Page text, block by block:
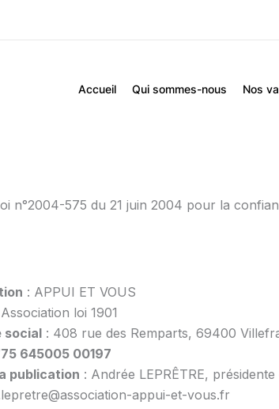
Accueil Qui sommes-nous Nos
n°2004-575 du 21 juin 2004 pour la
: APPUI ET VOUS
loi 1901
social : 408 rue des Remparts, 69400
645005 00197
publication : Andrée LEPRÊTRE, présidente
appui-et-vous.fr